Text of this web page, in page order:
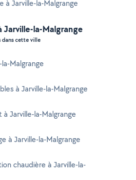
à Jarville-la-Malgrange
Jarville-la-Malgrange
dans cette ville
Malgrange
à Jarville-la-Malgrange
Jarville-la-Malgrange
à Jarville-la-Malgrange
chaudière à Jarville-la-